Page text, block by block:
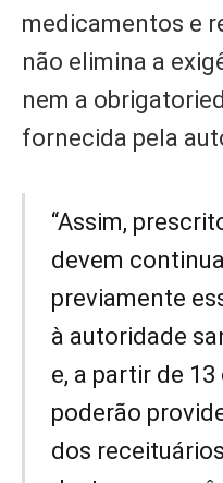
medicamentos e
não elimina a
nem a
fornecida pela
“Assim,
devem
previamente
à autoridade
e, a partir de
poderão
dos